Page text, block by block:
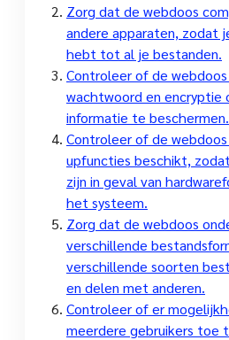
Zorg dat de webdoos
andere apparaten, zodat
hebt tot al je bestanden.
Controleer of de
wachtwoord en encryptie
informatie te beschermen.
Controleer of de
upfuncties beschikt,
zijn in geval van
het systeem.
Zorg dat de webdoos
verschillende
verschillende soorten
en delen met anderen.
Controleer of er
meerdere gebruikers toe